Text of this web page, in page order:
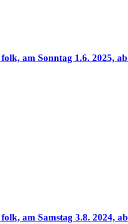
am Sonntag 1.6. 2025,
am Samstag 3.8. 2024,